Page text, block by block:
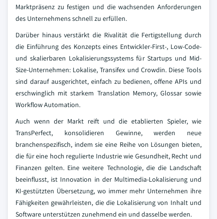
Marktpräsenz zu festigen und die wachsenden Anforderungen
des Unternehmens schnell zu erfüllen.
Darüber hinaus verstärkt die Rivalität die Fertigstellung durch
die Einführung des Konzepts eines Entwickler-First-, Low-Code-
und skalierbaren Lokalisierungssystems für Startups und Mid-
Size-Unternehmen: Lokalise, Transifex und Crowdin. Diese Tools
sind darauf ausgerichtet, einfach zu bedienen, offene APIs und
erschwinglich mit starkem Translation Memory, Glossar sowie
Workflow Automation.
Auch wenn der Markt reift und die etablierten Spieler, wie
TransPerfect, konsolidieren Gewinne, werden neue
branchenspezifisch, indem sie eine Reihe von Lösungen bieten,
die für eine hoch regulierte Industrie wie Gesundheit, Recht und
Finanzen gelten. Eine weitere Technologie, die die Landschaft
beeinflusst, ist Innovation in der Multimedia-Lokalisierung und
KI-gestützten Übersetzung, wo immer mehr Unternehmen ihre
Fähigkeiten gewährleisten, die die Lokalisierung von Inhalt und
Software unterstützen zunehmend ein und dasselbe werden.